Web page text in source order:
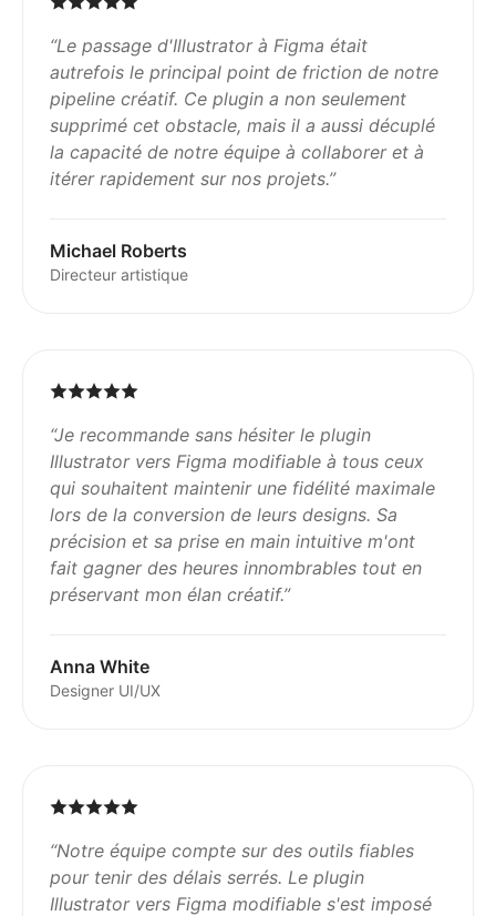
“Le passage d'Illustrator à Figma était
autrefois le principal point de friction de notre
pipeline créatif. Ce plugin a non seulement
supprimé cet obstacle, mais il a aussi décuplé
la capacité de notre équipe à collaborer et à
itérer rapidement sur nos projets.”
Michael Roberts
Directeur artistique
“Je recommande sans hésiter le plugin
Illustrator vers Figma modifiable à tous ceux
qui souhaitent maintenir une fidélité maximale
lors de la conversion de leurs designs. Sa
précision et sa prise en main intuitive m'ont
fait gagner des heures innombrables tout en
préservant mon élan créatif.”
Anna White
Designer UI/UX
“Notre équipe compte sur des outils fiables
pour tenir des délais serrés. Le plugin
Illustrator vers Figma modifiable s'est imposé